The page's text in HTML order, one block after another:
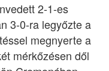
2-1-es
3-0-ra legyőzte a
megnyerte a
mérkőzésen dől